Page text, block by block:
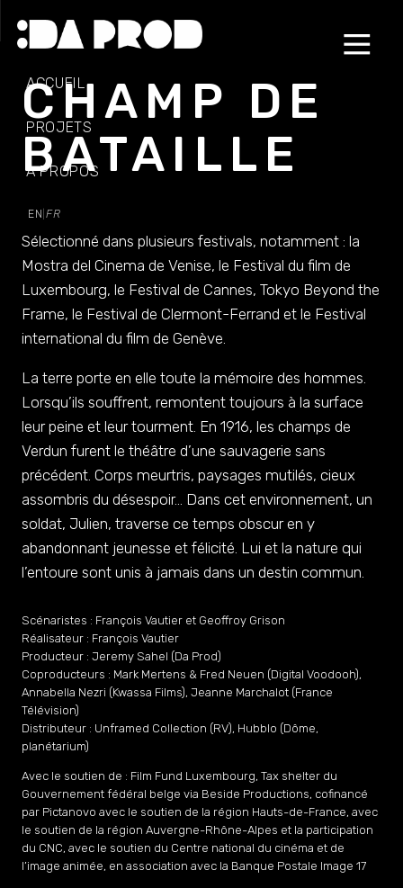
ACCUEIL
PROJETS
À PROPOS
EN FR
CHAMP DE
BATAILLE
Sélectionné dans plusieurs festivals, notamment : la
Mostra del Cinema de Venise, le Festival du film de
Luxembourg, le Festival de Cannes, Tokyo Beyond the
Frame, le Festival de Clermont-Ferrand et le Festival
international du film de Genève.
La terre porte en elle toute la mémoire des hommes.
Lorsqu’ils souffrent, remontent toujours à la surface
leur peine et leur tourment. En 1916, les champs de
Verdun furent le théâtre d’une sauvagerie sans
précédent. Corps meurtris, paysages mutilés, cieux
assombris du désespoir… Dans cet environnement, un
soldat, Julien, traverse ce temps obscur en y
abandonnant jeunesse et félicité. Lui et la nature qui
l’entoure sont unis à jamais dans un destin commun.
Scénaristes : François Vautier et Geoffroy Grison
Réalisateur : François Vautier
Producteur : Jeremy Sahel (Da Prod)
Coproducteurs : Mark Mertens & Fred Neuen (Digital Voodooh),
Annabella Nezri (Kwassa Films), Jeanne Marchalot (France
Télévision)
Distributeur : Unframed Collection (RV), Hubblo (Dôme,
planétarium)
Avec le soutien de : Film Fund Luxembourg, Tax shelter du
Gouvernement fédéral belge via Beside Productions, cofinancé
par Pictanovo avec le soutien de la région Hauts-de-France, avec
le soutien de la région Auvergne-Rhône-Alpes et la participation
du CNC, avec le soutien du Centre national du cinéma et de
l’image animée, en association avec la Banque Postale Image 17